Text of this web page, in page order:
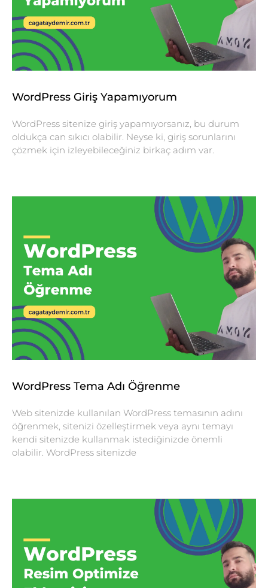
WordPress Giriş Yapamıyorum
WordPress sitenize giriş yapamıyorsanız, bu durum
oldukça can sıkıcı olabilir. Neyse ki, giriş sorunlarını
çözmek için izleyebileceğiniz birkaç adım var.
WordPress Tema Adı Öğrenme
Web sitenizde kullanılan WordPress temasının adını
öğrenmek, sitenizi özelleştirmek veya aynı temayı
kendi sitenizde kullanmak istediğinizde önemli
olabilir. WordPress sitenizde